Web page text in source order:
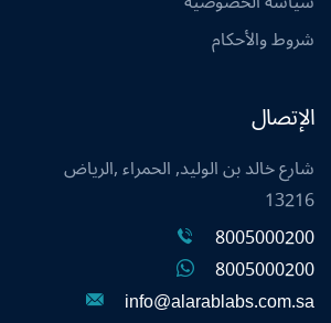
شروط والأحكام
الإتصال
شارع خالد بن الوليد, الحمراء ,الرياض
13216
8005000200
8005000200
info@alarablabs.com.sa